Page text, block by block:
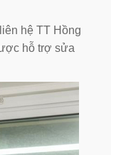
hệ TT Hồng
hỗ trợ sửa